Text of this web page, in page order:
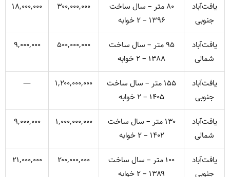
یافت‌آباد
جنوبی
۸۰ متر – سال ساخت
۱۳۹۶ – ۲ خوابه
۳۰۰,۰۰۰,۰۰۰ ۱۸,۰۰۰,۰۰۰
یافت‌آباد
شمالی
۹۵ متر – سال ساخت
۱۳۸۸ – ۲ خوابه
۵۰۰,۰۰۰,۰۰۰ ۹,۰۰۰,۰۰۰
یافت‌آباد
جنوبی
۱۵۵ متر – سال ساخت
۱۴۰۵ – ۲ خوابه
۱,۲۰۰,۰۰۰,۰۰۰ —
یافت‌آباد
شمالی
۱۳۰ متر – سال ساخت
۱۴۰۲ – ۲ خوابه
۱,۰۰۰,۰۰۰,۰۰۰ ۹,۰۰۰,۰۰۰
یافت‌آباد
جنوبی
۱۰۰ متر – سال ساخت
۱۳۸۹ – ۲ خوابه
۲۰۰,۰۰۰,۰۰۰ ۲۱,۰۰۰,۰۰۰